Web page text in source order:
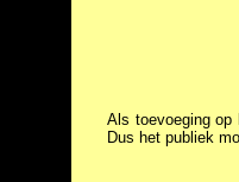
Als toevoeging op
Dus het publiek